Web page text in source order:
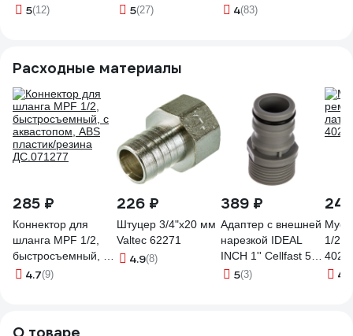
07 5(12)
оплёточный ПВХ 25
5(27)
Raco CLASSIC
4(83)
Расходные материалы
285 ₽
Коннектор для
шланга MPF 1/2,
быстросъемный, с
аквастопом, ABS
4.7(9)
226 ₽
Штуцер 3/4"х20 мм
Valtec 62271
4.9(8)
389 ₽
Адаптер с внешней
нарезкой IDEAL
INCH 1'' Cellfast 57-
096
5(3)
1/2"
4.7